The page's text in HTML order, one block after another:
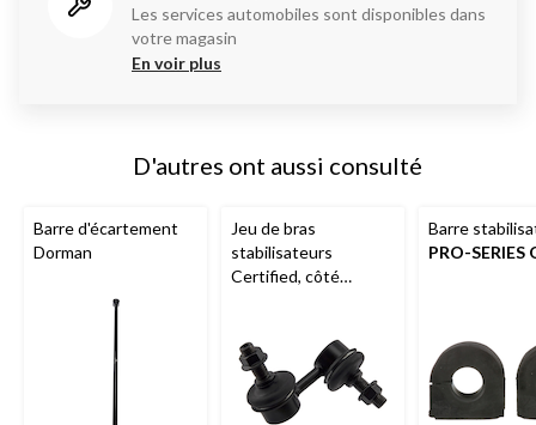
Les services automobiles sont disponibles dans
votre magasin
En voir plus
D'autres ont aussi consulté
Barre d'écartement
Dorman
Jeu de bras
stabilisateurs
Certified, côté
Barre
PRO-SERIES